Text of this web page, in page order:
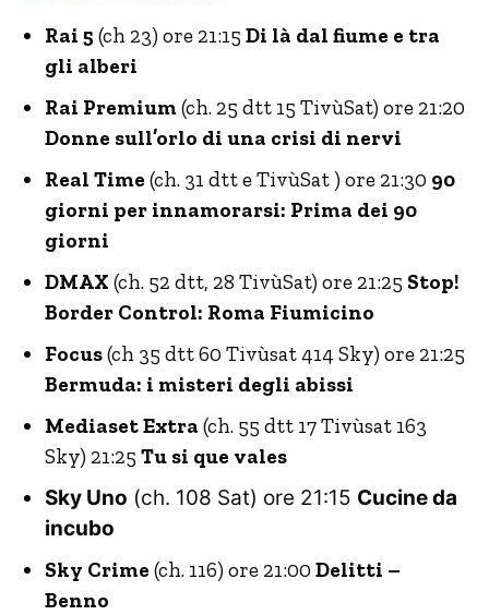
Rai 5 (ch 23) ore 21:15 Di là dal fiume e tra
gli alberi
Rai Premium(ch. 25 dtt 15 TivùSat) ore 21:20
Donne sull’orlo di una crisi di nervi
Real Time (ch. 31 dtt e TivùSat ) ore 21:30 90
giorni per innamorarsi: Prima dei 90
giorni
DMAX (ch. 52 dtt, 28 TivùSat) ore 21:25 Stop!
Border Control: Roma Fiumicino
Focus(ch 35 dtt 60 Tivùsat 414 Sky) ore 21:25
Bermuda: i misteri degli abissi
Mediaset Extra (ch. 55 dtt 17 Tivùsat 163
Sky) 21:25 Tu si que vales
Sky Uno (ch. 108 Sat) ore 21:15 Cucine da
incubo
Sky Crime (ch. 116) ore 21:00 Delitti –
Benno